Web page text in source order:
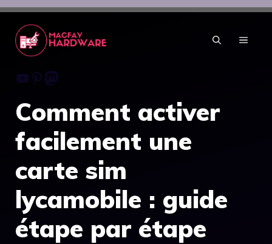
Aller
contenu
MENU
Youtube
Pinterest
Mastodon
Comment activer
facilement une
carte sim
lycamobile : guide
étape par étape